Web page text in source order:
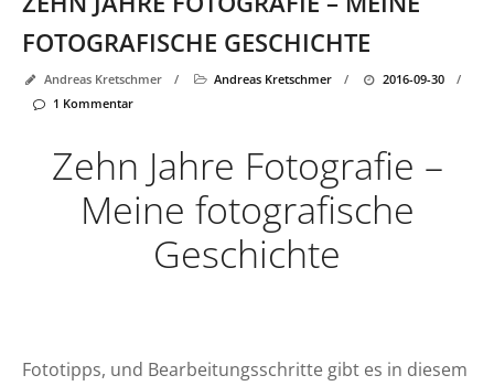
FOTOGRAFISCHE GESCHICHTE
Andreas Kretschmer / Andreas Kretschmer / 2016-09-30
/
1 Kommentar
Zehn Jahre Fotografie –
Meine fotografische
Geschichte
Fototipps, und Bearbeitungsschritte gibt es in diesem